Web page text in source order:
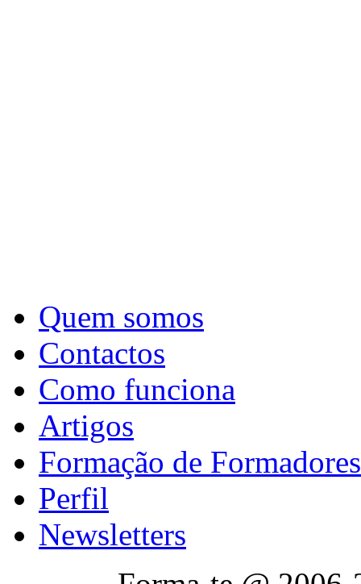
Quem somos
Contactos
Como funciona
Artigos
Formação de Formadores
Perfil
Newsletters